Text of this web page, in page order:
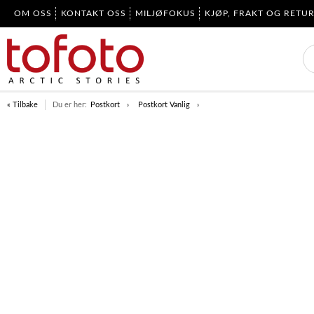
OM OSS KONTAKT OSS MILJØFOKUS KJØP, FRAKT OG RETUR
« Tilbake Du er her: Postkort Postkort Vanlig